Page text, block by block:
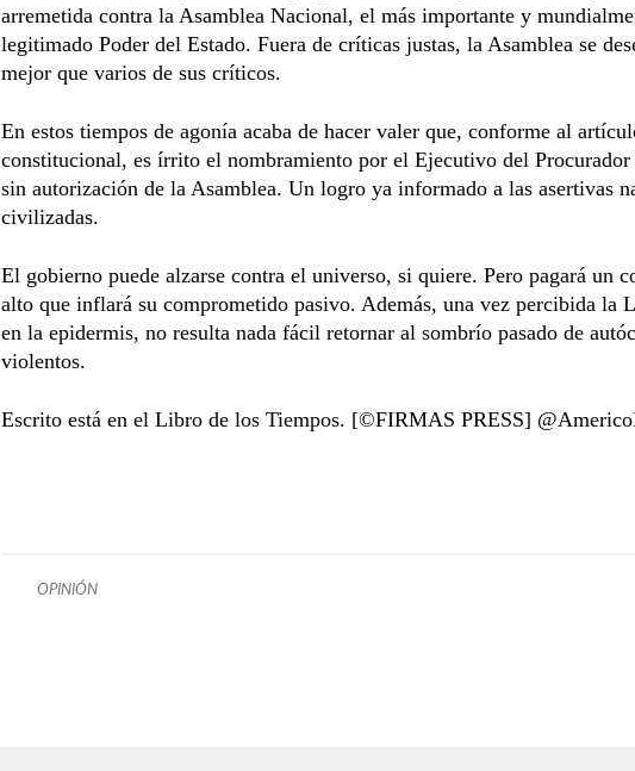
arremetida contra la Asamblea Nacional, el más importante y
legitimado Poder del Estado. Fuera de críticas justas, la Asamblea se
mejor que varios de sus críticos.
En estos tiempos de agonía acaba de hacer valer que, conforme al
constitucional, es írrito el nombramiento por el Ejecutivo del Procurador
sin autorización de la Asamblea. Un logro ya informado a las asertivas
civilizadas.
El gobierno puede alzarse contra el universo, si quiere. Pero pagará un
alto que inflará su comprometido pasivo. Además, una vez percibida la
en la epidermis, no resulta nada fácil retornar al sombrío pasado de
violentos.
Escrito está en el Libro de los Tiempos. [©FIRMAS PRESS]
OPINIÓN